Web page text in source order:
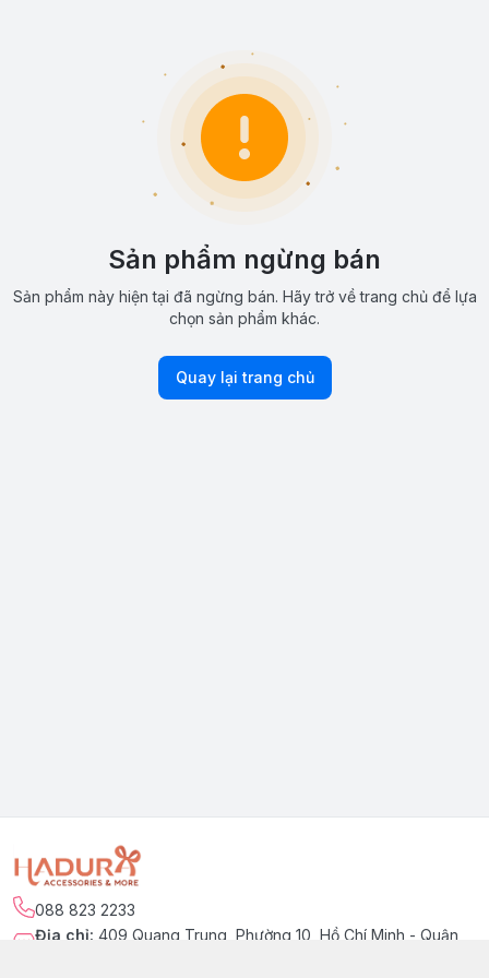
Sản phẩm ngừng bán
Sản phẩm này hiện tại đã ngừng bán. Hãy trở về trang chủ để lựa
chọn sản phẩm khác.
Quay lại trang chủ
088 823 2233
Địa chỉ: 409 Quang Trung, Phường 10, Hồ Chí Minh - Quận